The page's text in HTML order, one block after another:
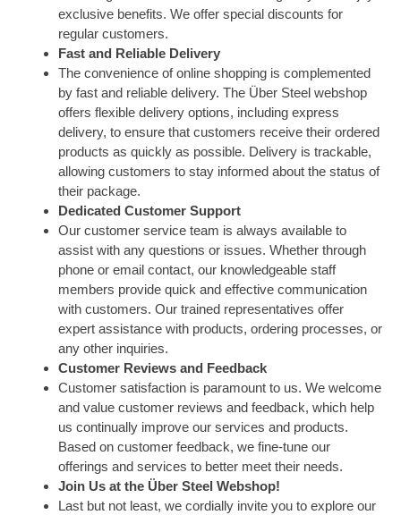
exclusive benefits. We offer special discounts for
regular customers.
Fast and Reliable Delivery
The convenience of online shopping is complemented
by fast and reliable delivery. The Über Steel webshop
offers flexible delivery options, including express
delivery, to ensure that customers receive their ordered
products as quickly as possible. Delivery is trackable,
allowing customers to stay informed about the status of
their package.
Dedicated Customer Support
Our customer service team is always available to
assist with any questions or issues. Whether through
phone or email contact, our knowledgeable staff
members provide quick and effective communication
with customers. Our trained representatives offer
expert assistance with products, ordering processes, or
any other inquiries.
Customer Reviews and Feedback
Customer satisfaction is paramount to us. We welcome
and value customer reviews and feedback, which help
us continually improve our services and products.
Based on customer feedback, we fine-tune our
offerings and services to better meet their needs.
Join Us at the Über Steel Webshop!
Last but not least, we cordially invite you to explore our